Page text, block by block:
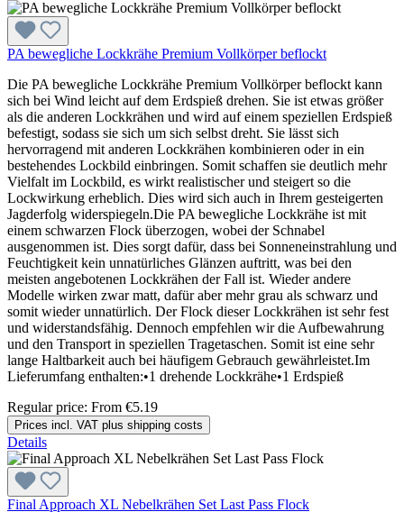
PA bewegliche Lockkrähe Premium Vollkörper beflockt
Die PA bewegliche Lockkrähe Premium Vollkörper beflockt kann
sich bei Wind leicht auf dem Erdspieß drehen. Sie ist etwas größer
als die anderen Lockkrähen und wird auf einem speziellen Erdspieß
befestigt, sodass sie sich um sich selbst dreht. Sie lässt sich
hervorragend mit anderen Lockkrähen kombinieren oder in ein
bestehendes Lockbild einbringen. Somit schaffen sie deutlich mehr
Vielfalt im Lockbild, es wirkt realistischer und steigert so die
Lockwirkung erheblich. Dies wird sich auch in Ihrem gesteigerten
Jagderfolg widerspiegeln.Die PA bewegliche Lockkrähe ist mit
einem schwarzen Flock überzogen, wobei der Schnabel
ausgenommen ist. Dies sorgt dafür, dass bei Sonneneinstrahlung und
Feuchtigkeit kein unnatürliches Glänzen auftritt, was bei den
meisten angebotenen Lockkrähen der Fall ist. Wieder andere
Modelle wirken zwar matt, dafür aber mehr grau als schwarz und
somit wieder unnatürlich. Der Flock dieser Lockkrähen ist sehr fest
und widerstandsfähig. Dennoch empfehlen wir die Aufbewahrung
und den Transport in speziellen Tragetaschen. Somit ist eine sehr
lange Haltbarkeit auch bei häufigem Gebrauch gewährleistet.Im
Lieferumfang enthalten:•1 drehende Lockkrähe•1 Erdspieß
Regular price: From €5.19
Prices incl. VAT plus shipping costs
Details
Final Approach XL Nebelkrähen Set Last Pass Flock